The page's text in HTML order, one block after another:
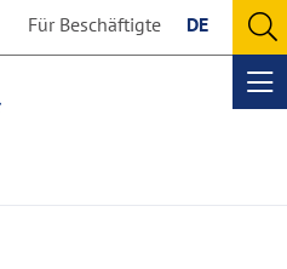
Für Beschäftigte DE